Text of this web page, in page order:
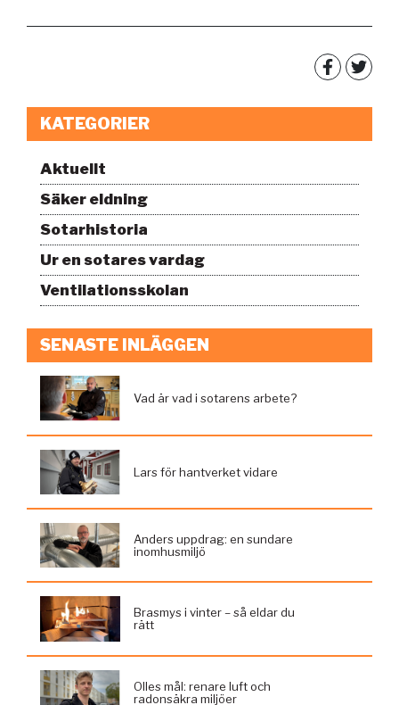
KATEGORIER
Aktuellt
Säker eldning
Sotarhistoria
Ur en sotares vardag
Ventilationsskolan
SENASTE INLÄGGEN
Vad är vad i sotarens arbete?
Lars för hantverket vidare
Anders uppdrag: en sundare
inomhusmiljö
Brasmys i vinter – så eldar du
rätt
Olles mål: renare luft och
radonsäkra miljöer